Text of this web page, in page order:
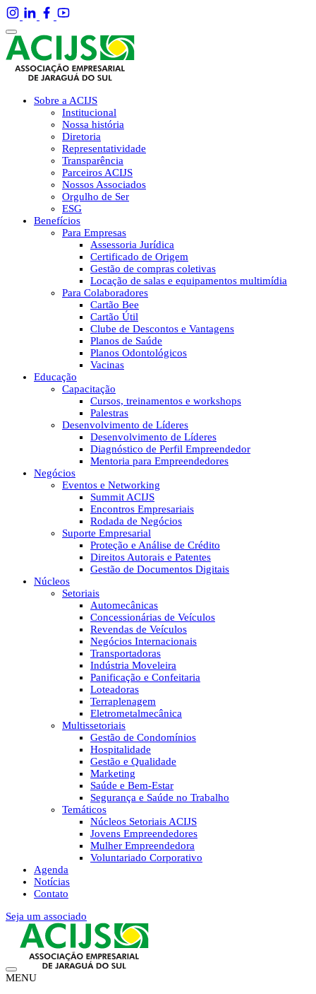
Sobre a ACIJS
Institucional
Nossa história
Diretoria
Representatividade
Transparência
Parceiros ACIJS
Nossos Associados
Orgulho de Ser
ESG
Benefícios
Para Empresas
Assessoria Jurídica
Certificado de Origem
Gestão de compras coletivas
Locação de salas e equipamentos multimídia
Para Colaboradores
Cartão Bee
Cartão Útil
Clube de Descontos e Vantagens
Planos de Saúde
Planos Odontológicos
Vacinas
Educação
Capacitação
Cursos, treinamentos e workshops
Palestras
Desenvolvimento de Líderes
Desenvolvimento de Líderes
Diagnóstico de Perfil Empreendedor
Mentoria para Empreendedores
Negócios
Eventos e Networking
Summit ACIJS
Encontros Empresariais
Rodada de Negócios
Suporte Empresarial
Proteção e Análise de Crédito
Direitos Autorais e Patentes
Gestão de Documentos Digitais
Núcleos
Setoriais
Automecânicas
Concessionárias de Veículos
Revendas de Veículos
Negócios Internacionais
Transportadoras
Indústria Moveleira
Panificação e Confeitaria
Loteadoras
Terraplenagem
Eletrometalmecânica
Multissetoriais
Gestão de Condomínios
Hospitalidade
Gestão e Qualidade
Marketing
Saúde e Bem-Estar
Segurança e Saúde no Trabalho
Temáticos
Núcleos Setoriais ACIJS
Jovens Empreendedores
Mulher Empreendedora
Voluntariado Corporativo
Agenda
Notícias
Contato
Seja um associado
MENU